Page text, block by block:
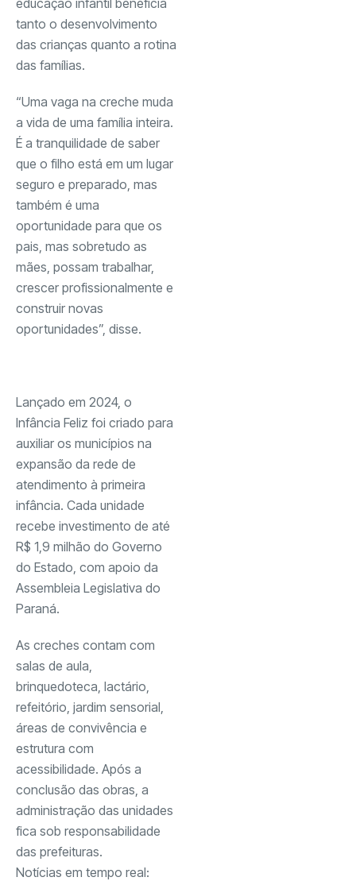
tanto o desenvolvimento
das crianças quanto a rotina
das famílias.
“Uma vaga na creche muda
a vida de uma família inteira.
É a tranquilidade de saber
que o filho está em um lugar
seguro e preparado, mas
também é uma
oportunidade para que os
pais, mas sobretudo as
mães, possam trabalhar,
crescer profissionalmente e
construir novas
oportunidades”, disse.
Lançado em 2024, o
Infância Feliz foi criado para
auxiliar os municípios na
expansão da rede de
atendimento à primeira
infância. Cada unidade
recebe investimento de até
R$ 1,9 milhão do Governo
do Estado, com apoio da
Assembleia Legislativa do
Paraná.
As creches contam com
salas de aula,
brinquedoteca, lactário,
refeitório, jardim sensorial,
áreas de convivência e
estrutura com
acessibilidade. Após a
conclusão das obras, a
administração das unidades
fica sob responsabilidade
das prefeituras.
Notícias em tempo real: